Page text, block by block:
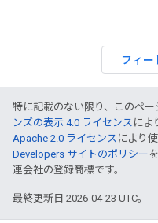
フィー
特に記載のない限り、このペ
ンズの表示 4.0 ライセンス によ
Apache 2.0 ライセンス により
Developers サイトのポリシー
連会社の登録商標です。
最終更新日 2026-04-23 UTC。